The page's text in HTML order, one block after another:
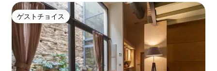
ゲストチョイス
ゲストチョイス